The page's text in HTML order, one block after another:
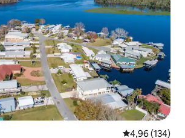
Просечна
4,96 (134)